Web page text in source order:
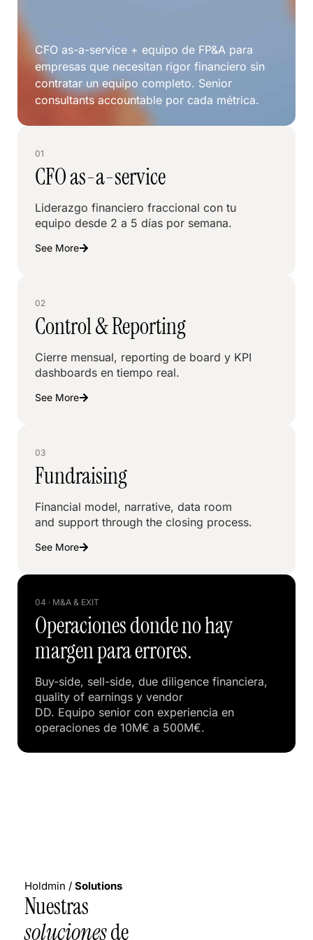
CFO as-a-service + equipo de FP&A para
empresas que necesitan rigor financiero sin
contratar un equipo completo. Senior
consultants accountable por cada métrica.
01
CFO as-a-service
Liderazgo financiero fraccional con tu
equipo desde 2 a 5 días por semana.
See More
02
Control & Reporting
Cierre mensual, reporting de board y KPI
dashboards en tiempo real.
See More
03
Fundraising
Financial model, narrative, data room
and support through the closing process.
See More
04 · M&A & EXIT
Operaciones donde no hay
margen para errores.
Buy-side, sell-side, due diligence financiera,
quality of earnings y vendor
DD. Equipo senior con experiencia en
operaciones de 10M€ a 500M€.
Holdmin / Solutions
Nuestras
solucionesde